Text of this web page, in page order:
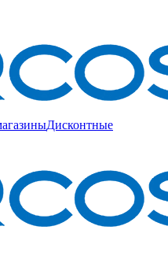
Дисконтные